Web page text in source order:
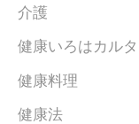
介護
健康いろはカルタ
健康料理
健康法